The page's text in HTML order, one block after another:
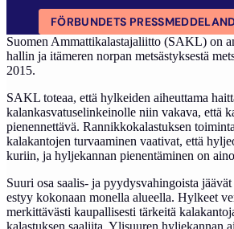
FÖRBUNDETS
Suomen Ammattikalastajaliitto (SAKL) on
hallin ja itämeren norpan metsästyksestä
2015.
SAKL toteaa, että hylkeiden aiheuttama
kalankasvatuselinkeinolle niin vakava, että
pienennettävä. Rannikkokalastuksen
kalakantojen turvaaminen vaativat, että
kuriin, ja hyljekannan pienentäminen on
Suuri osa saalis- ja pyydysvahingoista
estyy kokonaan monella alueella. Hylkeet
merkittävästi kaupallisesti tärkeitä
kalastuksen saaliita. Ylisuuren hyljekannan